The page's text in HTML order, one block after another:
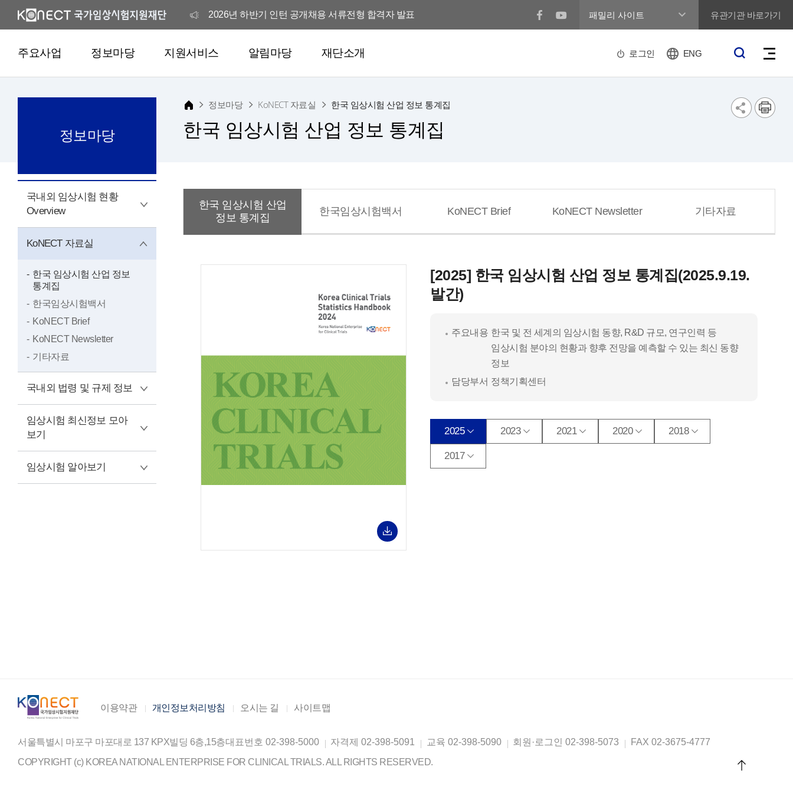
2026년 하반기 인턴 공개채용 서류전형 합격자 발표
국가임상시험지원재단 고문변호사 모집 공고
2026년 해외 인재유치 지원 사업 전담인력 채용
유관기관 바로가기
주요사업 정보마당 지원서비스 알림마당 재단소개 로그인 ENG
정보 마당
국내외 임상시험 현황
Overview
KoNECT 자료실
한국 임상시험 산업 정보
통계집
한국임상시험백서
KoNECT Brief
KoNECT Newsletter
기타자료
국내외 법령 및 규제 정보
임상시험 최신정보 모아
보기
임상시험 알아보기
정보마당 KoNECT 자료실 한국 임상시험 산업 정보 통계집
한국 임상시험 산업 정보 통계집
한국 임상시험 산업
정보 통계집
한국임상시험백서 KoNECT Brief KoNECT Newsletter 기타자료
[2025] 한국 임상시험 산업 정보 통계집(2025.9.19.
발간)
주요내용 한국 및 전 세계의 임상시험 동향, R&D 규모, 연구인력 등
임상시험 분야의 현황과 향후 전망을 예측할 수 있는 최신 동향
정보
담당부서 정책기획센터
2025 2023 2021 2020 2018
2017
이용약관 개인정보처리방침 오시는 길 사이트맵
서울특별시 마포구 마포대로 137 KPX빌딩 6층,15층대표번호 02-398-5000 자격제 02-398-5091 교육 02-398-5090 회원·로그인 02-398-5073 FAX 02-3675-4777
COPYRIGHT (c) KOREA NATIONAL ENTERPRISE FOR CLINICAL TRIALS. ALL RIGHTS RESERVED.